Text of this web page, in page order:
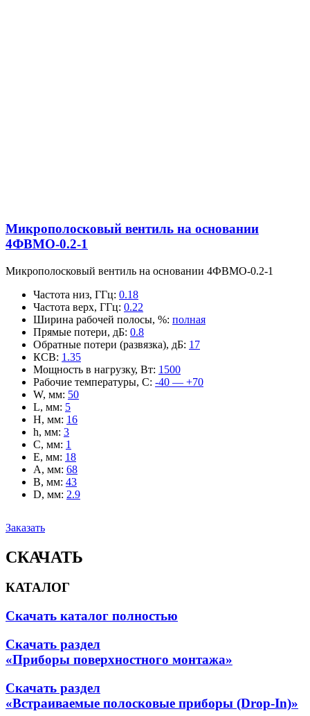
Микрополосковый вентиль на основании
4ФВМO-0.2-1
Микрополосковый вентиль на основании 4ФВМO-0.2-1
Частота низ, ГГц: 0.18
Частота верх, ГГц: 0.22
Ширина рабочей полосы, %: полная
Прямые потери, дБ: 0.8
Обратные потери (развязка), дБ: 17
КСВ: 1.35
Мощность в нагрузку, Вт: 1500
Рабочие температуры, С: -40 — +70
W, мм: 50
L, мм: 5
H, мм: 16
h, мм: 3
C, мм: 1
E, мм: 18
A, мм: 68
B, мм: 43
D, мм: 2.9
Заказать
СКАЧАТЬ
КАТАЛОГ
Скачать каталог полностью
Скачать раздел
«Приборы поверхностного монтажа»
Скачать раздел
«Встраиваемые полосковые приборы (Drop-In)»